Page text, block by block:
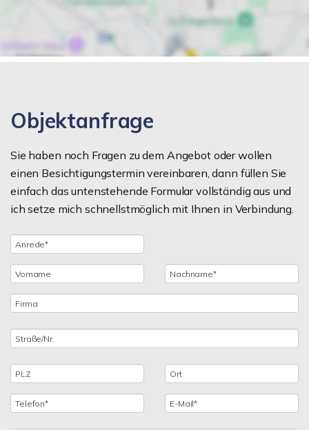
Objektanfrage
Sie haben noch Fragen zu dem Angebot oder wollen
einen Besichtigungstermin vereinbaren, dann füllen Sie
einfach das untenstehende Formular vollständig aus und
ich setze mich schnellstmöglich mit Ihnen in Verbindung.